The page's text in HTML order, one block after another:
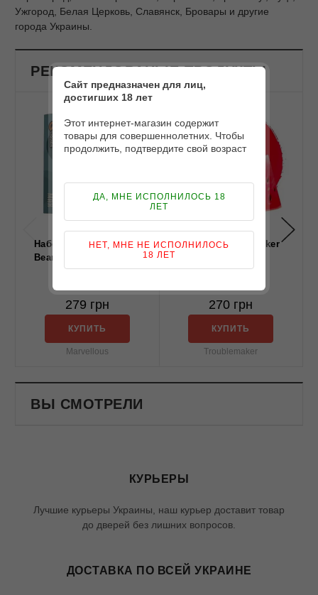
Ужгород, Белая Церковь, Славянск, Бровары и другие
города Украины.
РЕКОМЕНДОВАНЫЕ ПРОДУКТЫ
Набор Marvellous Max
Bear Mint Candy 60 ml
279 грн
КУПИТЬ
Marvellous
Набор Troublemaker
270 грн
КУПИТЬ
Troublemaker
ВЫ СМОТРЕЛИ
КУРЬЕРЫ
Лучшие курьеры Украины, наш курьер доставит товар
до дверей без лишних вопросов.
ДОСТАВКА ПО ВСЕЙ УКРАИНЕ
Сайт предназначен для лиц,
достигших 18 лет
Этот интернет-магазин содержит
товары для совершеннолетних. Чтобы
продолжить, подтвердите свой возраст
ДА, МНЕ ИСПОЛНИЛОСЬ 18
ЛЕТ
НЕТ, МНЕ НЕ ИСПОЛНИЛОСЬ
18 ЛЕТ